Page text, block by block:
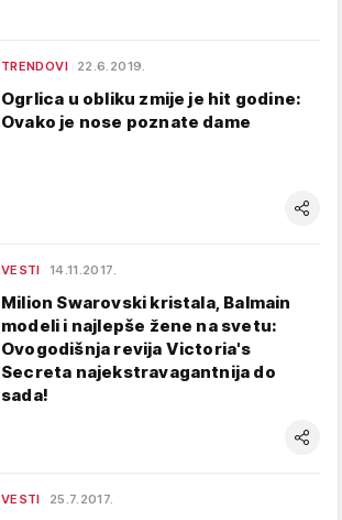
TRENDOVI 22.6.2019.
Ogrlica u obliku zmije je hit godine:
Ovako je nose poznate dame
VESTI 14.11.2017.
Milion Swarovski kristala, Balmain
modeli i najlepše žene na svetu:
Ovogodišnja revija Victoria's
Secreta najekstravagantnija do
sada!
VESTI 25.7.2017.